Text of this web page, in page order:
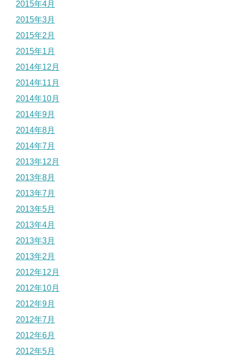
2015年4月
2015年3月
2015年2月
2015年1月
2014年12月
2014年11月
2014年10月
2014年9月
2014年8月
2014年7月
2013年12月
2013年8月
2013年7月
2013年5月
2013年4月
2013年3月
2013年2月
2012年12月
2012年10月
2012年9月
2012年7月
2012年6月
2012年5月